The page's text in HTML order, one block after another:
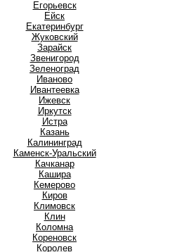
Егорьевск
Ейск
Екатеринбург
Жуковский
Зарайск
Звенигород
Зеленоград
Иваново
Ивантеевка
Ижевск
Иркутск
Истра
Казань
Калининград
Каменск-Уральский
Качканар
Кашира
Кемерово
Киров
Климовск
Клин
Коломна
Кореновск
Королев